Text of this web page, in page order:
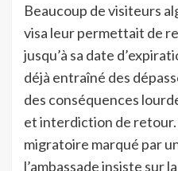
Beaucoup de visiteurs
visa leur permettait de
jusqu’à sa date
déjà entraîné des
des conséquences
et interdiction de
migratoire marqué par
l’ambassade insiste sur